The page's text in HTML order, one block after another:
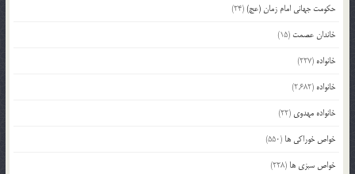
حکومت جهانی امام زمان (عج)(24)
خاندان عصمت (15)
خانواده (227)
خانواده (2,682)
خانواده مهدوی (22)
خواص خوراکی ها (550)
خواص سبزی ها (228)